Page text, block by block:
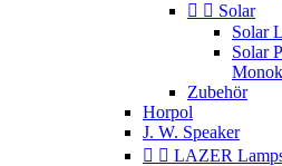
  Solar
Solar
Solar
Zubehör
Horpol
J. W. Speaker
  LAZER